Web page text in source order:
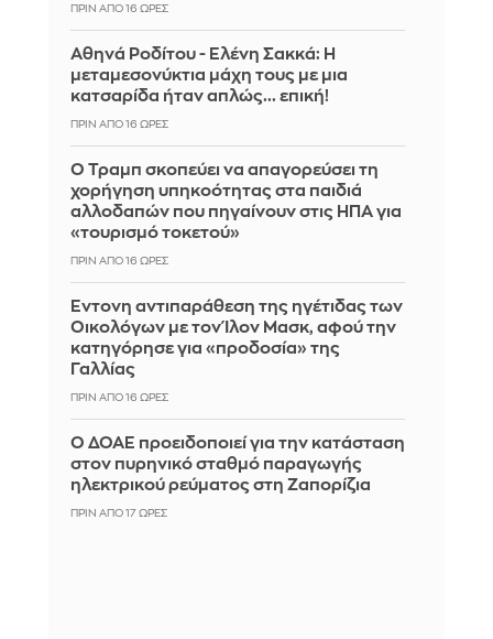
ΠΡΙΝ ΑΠΌ 16 ΏΡΕΣ
Αθηνά Ροδίτου - Ελένη Σακκά: Η
μεταμεσονύκτια μάχη τους με μια
κατσαρίδα ήταν απλώς... επική!
ΠΡΙΝ ΑΠΌ 16 ΏΡΕΣ
Ο Τραμπ σκοπεύει να απαγορεύσει τη
χορήγηση υπηκοότητας στα παιδιά
αλλοδαπών που πηγαίνουν στις ΗΠΑ για
«τουρισμό τοκετού»
ΠΡΙΝ ΑΠΌ 16 ΏΡΕΣ
Έντονη αντιπαράθεση της ηγέτιδας των
Οικολόγων με τον Ίλον Μασκ, αφού την
κατηγόρησε για «προδοσία» της
Γαλλίας
ΠΡΙΝ ΑΠΌ 16 ΏΡΕΣ
Ο ΔΟΑΕ προειδοποιεί για την κατάσταση
στον πυρηνικό σταθμό παραγωγής
ηλεκτρικού ρεύματος στη Ζαπορίζια
ΠΡΙΝ ΑΠΌ 17 ΏΡΕΣ